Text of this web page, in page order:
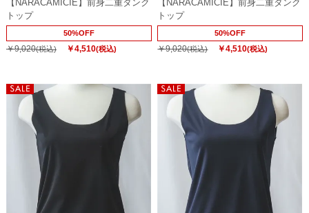
【NARACAMICIE】前身二重タンク
トップ
50%OFF
￥9,020(税込) ￥4,510(税込)
【NARACAMICIE】前身二重タンク
トップ
50%OFF
￥9,020(税込) ￥4,510(税込)